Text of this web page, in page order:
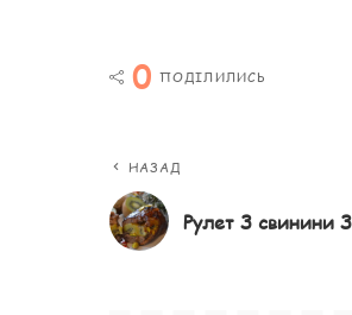
0 ПОДІЛИЛИСЬ
НАЗАД
Рулет З свинини